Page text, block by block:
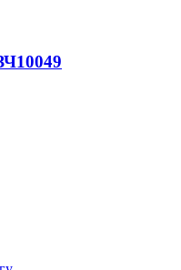
10049